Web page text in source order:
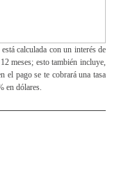
calculada con un interés de
meses; esto también incluye,
el pago se te cobrará una tasa
en dólares.